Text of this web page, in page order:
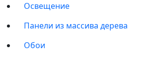
Освещение
Панели из массива дерева
Обои